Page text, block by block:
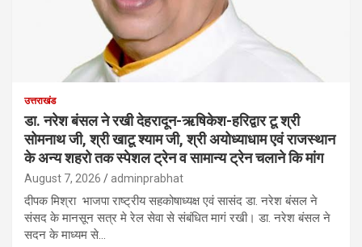
उत्तराखंड
डा. नरेश बंसल ने रखी देहरादून-ऋषिकेश-हरिद्वार टू श्री
सोमनाथ जी, श्री खाटू श्याम जी, श्री अयोध्याधाम एवं राजस्थान
के अन्य शहरो तक स्पेशल ट्रेन व सामान्य ट्रेन चलाने कि मांग
August 7, 2026 adminprabhat
दीपक मिश्रा भाजपा राष्ट्रीय सहकोषाध्यक्ष एवं सासंद डा. नरेश बंसल ने
संसद के मानसून सत्र मे रेल सेवा से संबंधित मागं रखी। डा. नरेश बंसल ने
सदन के माध्यम से…